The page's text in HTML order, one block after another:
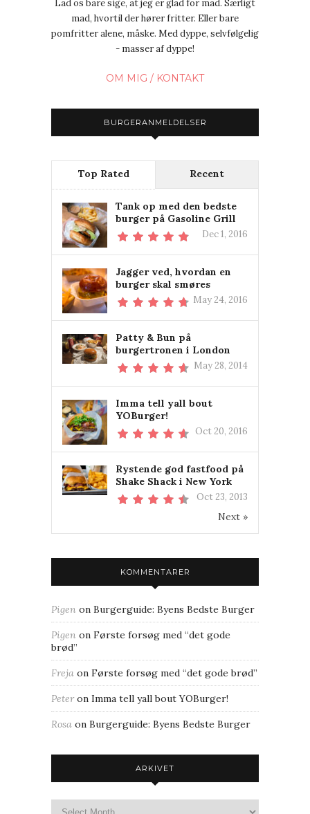
Lad os bare sige, at jeg er glad for mad. Særligt
mad, hvortil der hører fritter. Eller bare
pomfritter alene, måske. Med dyppe, selvfølgelig
- masser af dyppe!
OM MIG / KONTAKT
BURGERANMELDELSER
Top Rated Recent
Tank op med den bedste
burger på Gasoline Grill
Dec 1, 2016
Jagger ved, hvordan en
burger skal smøres
May 24, 2016
Patty & Bun på
burgertronen i London
May 28, 2014
Imma tell yall bout
YOBurger!
Oct 20, 2016
Rystende god fastfood på
Shake Shack i New York
Oct 23, 2013
Next »
KOMMENTARER
Pigen on Burgerguide: Byens Bedste Burger
Pigen on Første forsøg med “det gode
brød”
Freja on Første forsøg med “det gode brød”
Peteron Imma tell yall bout YOBurger!
Rosa on Burgerguide: Byens Bedste Burger
ARKIVET